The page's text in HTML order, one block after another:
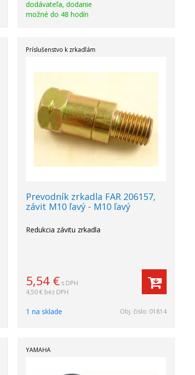
dodávateľa, dodanie
možné do 48 hodín
Príslušenstvo k zrkadlám
Prevodník zrkadla FAR 206157,
závit M10 ľavý - M10 ľavý
Redukcia závitu zrkadla
5,54 € s DPH
4,50 € bez DPH
1 na sklade Obj. čislo: 01814
YAMAHA